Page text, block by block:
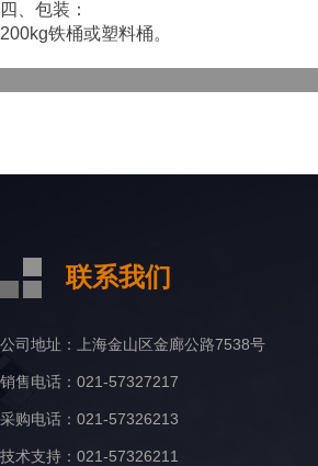
四、包装：
200kg铁桶或塑料桶。
联系我们
公司地址：上海金山区金廊公路7538号
销售电话：021-57327217
采购电话：021-57326213
技术支持：021-57326211